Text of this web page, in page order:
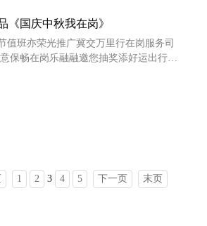
国庆中秋我在岗》
值班亦荣光推广冀交万里行在岗服务司
保畅在岗乐融融邀您抽奖添好运出行一
1 2 3 4 5 下一页 末页